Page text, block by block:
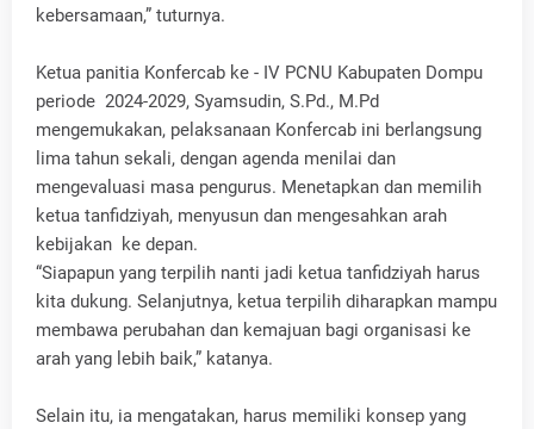
kebersamaan,” tuturnya.
Ketua panitia Konfercab ke - IV PCNU Kabupaten Dompu
periode 2024-2029, Syamsudin, S.Pd., M.Pd
mengemukakan, pelaksanaan Konfercab ini berlangsung
lima tahun sekali, dengan agenda menilai dan
mengevaluasi masa pengurus. Menetapkan dan memilih
ketua tanfidziyah, menyusun dan mengesahkan arah
kebijakan ke depan.
“Siapapun yang terpilih nanti jadi ketua tanfidziyah harus
kita dukung. Selanjutnya, ketua terpilih diharapkan mampu
membawa perubahan dan kemajuan bagi organisasi ke
arah yang lebih baik,” katanya.
Selain itu, ia mengatakan, harus memiliki konsep yang